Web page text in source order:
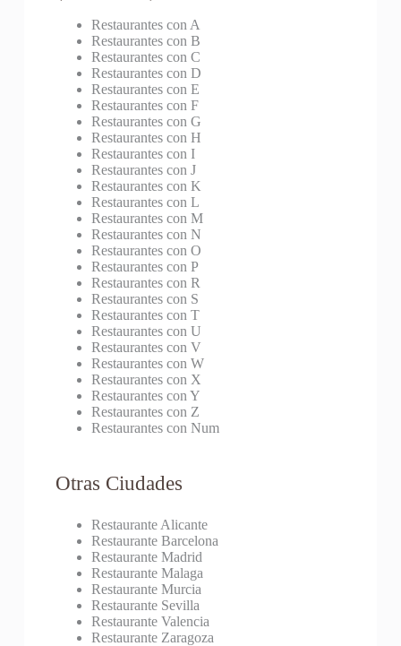
Restaurantes con A
Restaurantes con B
Restaurantes con C
Restaurantes con D
Restaurantes con E
Restaurantes con F
Restaurantes con G
Restaurantes con H
Restaurantes con I
Restaurantes con J
Restaurantes con K
Restaurantes con L
Restaurantes con M
Restaurantes con N
Restaurantes con O
Restaurantes con P
Restaurantes con R
Restaurantes con S
Restaurantes con T
Restaurantes con U
Restaurantes con V
Restaurantes con W
Restaurantes con X
Restaurantes con Y
Restaurantes con Z
Restaurantes con Num
Otras Ciudades
Restaurante Alicante
Restaurante Barcelona
Restaurante Madrid
Restaurante Malaga
Restaurante Murcia
Restaurante Sevilla
Restaurante Valencia
Restaurante Zaragoza